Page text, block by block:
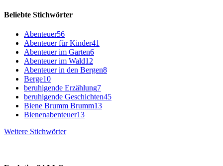
Beliebte Stichwörter
Abenteuer56
Abenteuer für Kinder41
Abenteuer im Garten6
Abenteuer im Wald12
Abenteuer in den Bergen8
Berge10
beruhigende Erzählung7
beruhigende Geschichten45
Biene Brumm Brumm13
Bienenabenteuer13
Weitere Stichwörter